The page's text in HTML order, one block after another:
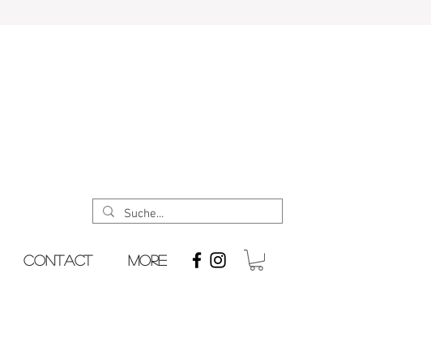
Contact More